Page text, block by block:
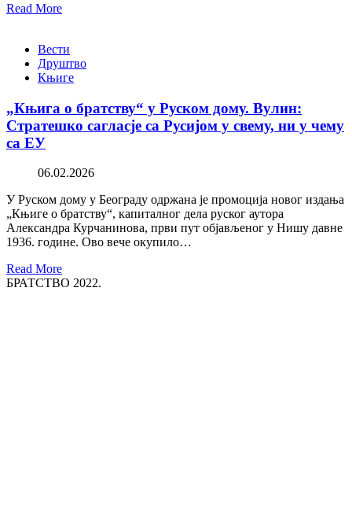
Read More
Вести
Друштво
Књиге
„Књига о братству“ у Руском дому. Вулин:
Стратешко сагласје са Русијом у свему, ни у чему
са ЕУ
06.02.2026
У Руском дому у Београду одржана је промоција новог издања
„Књиге о братству“, капиталног дела руског аутора
Александра Курчанинова, први пут објављеног у Нишу давне
1936. године. Ово вече окупило…
Read More
БРАТСТВО 2022.